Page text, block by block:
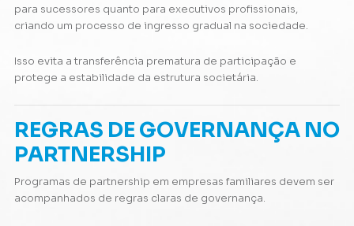
para sucessores quanto para executivos profissionais,
criando um processo de ingresso gradual na sociedade.
Isso evita a transferência prematura de participação e
protege a estabilidade da estrutura societária.
REGRAS DE GOVERNANÇA NO
PARTNERSHIP
Programas de partnership em empresas familiares devem ser
acompanhados de regras claras de governança.